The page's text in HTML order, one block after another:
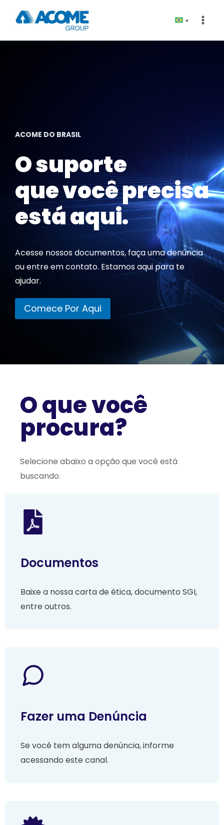
para
▾
ACOME DO BRASIL
O suporte
que você precisa
está aqui.
Acesse nossos documentos, faça uma denúncia
ou entre em contato. Estamos aqui para te
ajudar.
Comece Por Aqui
O que você
procura?
Selecione abaixo a opção que você está
buscando.
Documentos
Baixe a nossa carta de ética, documento SGI,
entre outros.
Fazer uma Denúncia
Se você tem alguma denúncia, informe
acessando este canal.